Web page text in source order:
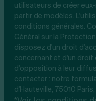
utilisateurs de créer
partir de modèles.
conditions générales.
Général sur la
disposez d'un droit
concernant et d'un
d'opposition à leur
contacter : notre
d'Hauteville, 75010